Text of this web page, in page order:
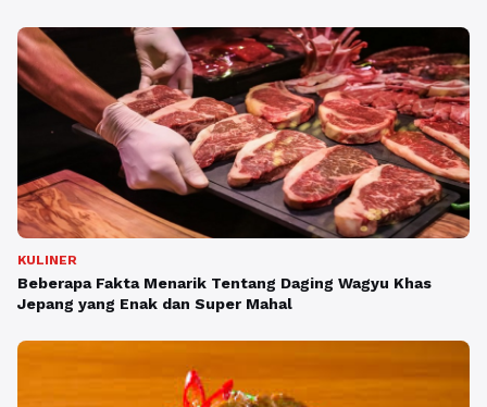
KULINER
Beberapa Fakta Menarik Tentang Daging Wagyu Khas
Jepang yang Enak dan Super Mahal